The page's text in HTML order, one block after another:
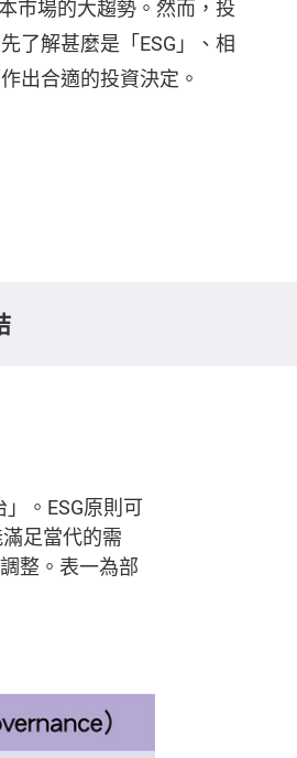
市場的大趨勢。然而，投
了解甚麼是「ESG」、相
出合適的投資決定。
。ESG原則可
足當代的需
整。表一為部